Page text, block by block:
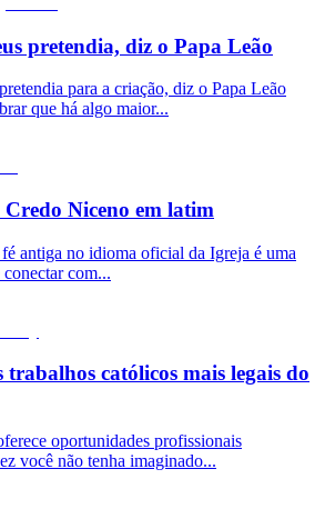
pretendia, diz o Papa Leão
para a criação, diz o Papa Leão
que há algo maior...
Niceno em latim
antiga no idioma oficial da Igreja é uma
conectar com...
trabalhos católicos mais legais do
oportunidades profissionais
você não tenha imaginado...